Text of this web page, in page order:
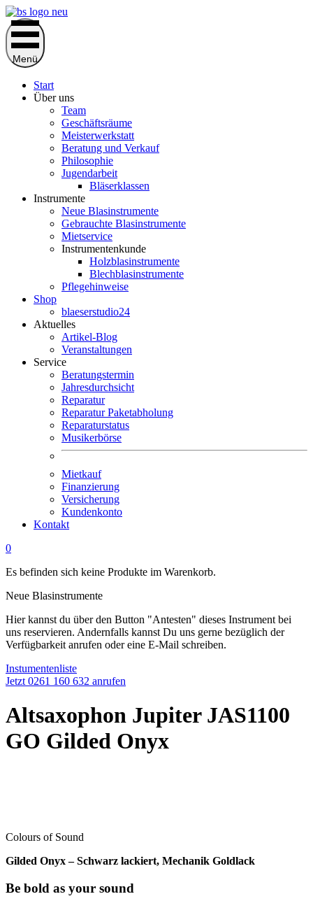
Zum
Inhalt
springen
Menü
Start
Über uns
Team
Geschäftsräume
Meisterwerkstatt
Beratung und Verkauf
Philosophie
Jugendarbeit
Bläserklassen
Instrumente
Neue Blasinstrumente
Gebrauchte Blasinstrumente
Mietservice
Instrumentenkunde
Holzblasinstrumente
Blechblasinstrumente
Pflegehinweise
Shop
blaeserstudio24
Aktuelles
Artikel-Blog
Veranstaltungen
Service
Beratungstermin
Jahresdurchsicht
Reparatur
Reparatur Paketabholung
Reparaturstatus
Musikerbörse
Mietkauf
Finanzierung
Versicherung
Kundenkonto
Kontakt
0
Es befinden sich keine Produkte im Warenkorb.
Neue Blasinstrumente
Hier kannst du über den Button "Antesten" dieses Instrument bei
uns reservieren. Andernfalls kannst Du uns gerne bezüglich der
Verfügbarkeit anrufen oder eine E-Mail schreiben.
Instumentenliste
Jetzt 0261 160 632 anrufen
Altsaxophon Jupiter JAS1100
GO Gilded Onyx
Colours of Sound
Gilded Onyx – Schwarz lackiert, Mechanik Goldlack
Be bold as your sound